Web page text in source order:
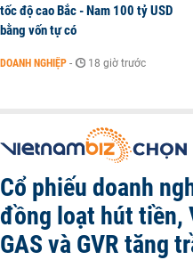
tốc độ cao Bắc - Nam 100 tỷ USD
bằng vốn tự có
DOANH NGHIỆP - 18 giờ trước
Cổ phiếu doanh
đồng loạt hút tiền,
GAS và GVR tăng